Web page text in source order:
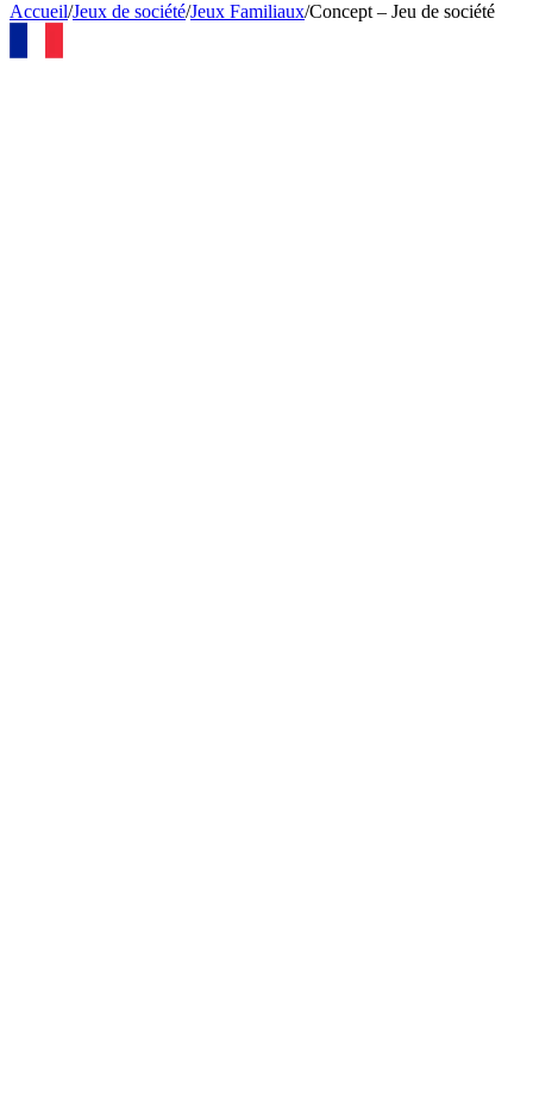
Accueil/Jeux de société/Jeux Familiaux/Concept – Jeu de société